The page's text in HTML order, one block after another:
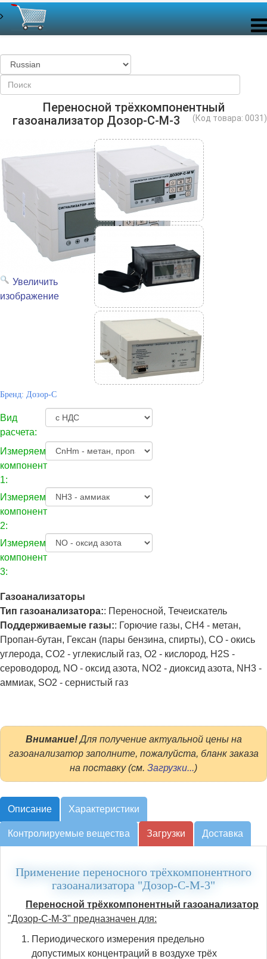
Переносной трёхкомпонентный
газоанализатор Дозор-С-М-3
(Код товара: 0031 )
Увеличить
изображение
Бренд: Дозор-С
Вид
расчета:
Измеряемый
компонент
1:
Измеряемый
компонент
2:
Измеряемый
компонент
3:
Газоанализаторы
Тип газоанализатора:: Переносной, Течеискатель
Поддерживаемые газы:: Горючие газы, CH4 - метан,
Пропан-бутан, Гексан (пары бензина, спирты), CO - окись
углерода, CO2 - углекислый газ, O2 - кислород, H2S -
сероводород, NO - оксид азота, NO2 - диоксид азота, NH3 -
аммиак, SO2 - сернистый газ
Внимание!Для получение актуальной цены на
газоанализатор заполните, пожалуйста, бланк заказа
на поставку (см. Загрузки...)
Описание Характеристики
Контролируемые вещества Загрузки Доставка
Применение переносного трёхкомпонентного
газоанализатора "Дозор-С-М-3"
Переносной трёхкомпонентный газоанализатор
"Дозор-С-М-3" предназначен для:
Периодического измерения предельно
допустимых концентраций в воздухе трёх